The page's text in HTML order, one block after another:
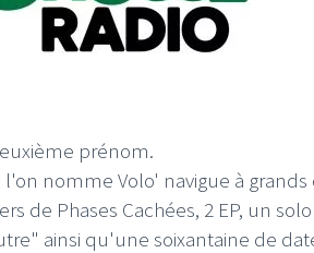
prénom.
nomme Volo' navigue à
de Phases Cachées, 2 EP, un
ainsi qu'une soixantaine de